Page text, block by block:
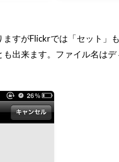
すがFlickrでは「セット」
出来ます。ファイル名は